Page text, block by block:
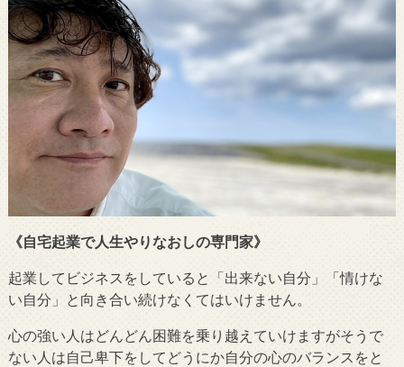
《自宅起業で人生やりなおしの専門家》
起業してビジネスをしていると「出来ない自分」「情けな
い自分」と向き合い続けなくてはいけません。
心の強い人はどんどん困難を乗り越えていけますがそうで
ない人は自己卑下をしてどうにか自分の心のバランスをと